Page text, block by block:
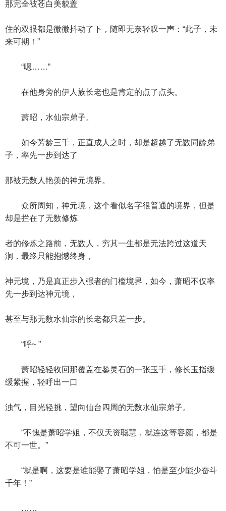
那完全被苍白美貌盖
住的双眼都是微微抖动了下，随即无奈轻叹一声：“此子，未
来可期！”
“嗯……”
在他身旁的伊人族长老也是肯定的点了点头。
萧昭，水仙宗弟子。
如今芳龄三千，正直成人之时，却是超越了无数同龄弟
子，率先一步到达了
那被无数人艳羡的神元境界。
众所周知，神元境，这个看似名字很普通的境界，但是
却是拦在了无数修炼
者的修炼之路前，无数人，穷其一生都是无法跨过这道天
涧，最终只能抱憾终身，
神元境，乃是真正步入强者的门槛境界，如今，萧昭不仅率
先一步到达神元境，
甚至与那无数水仙宗的长老都只差一步。
“呼~ ”
萧昭轻轻收回那覆盖在鉴灵石的一张玉手，修长玉指缓
缓紧握，轻呼出一口
浊气，目光轻挑，望向仙台四周的无数水仙宗弟子。
“不愧是萧昭学姐，不仅天资聪慧，就连这等容颜，都是
不可一世。”
“就是啊，这要是谁能娶了萧昭学姐，怕是至少能少奋斗
千年！”
……